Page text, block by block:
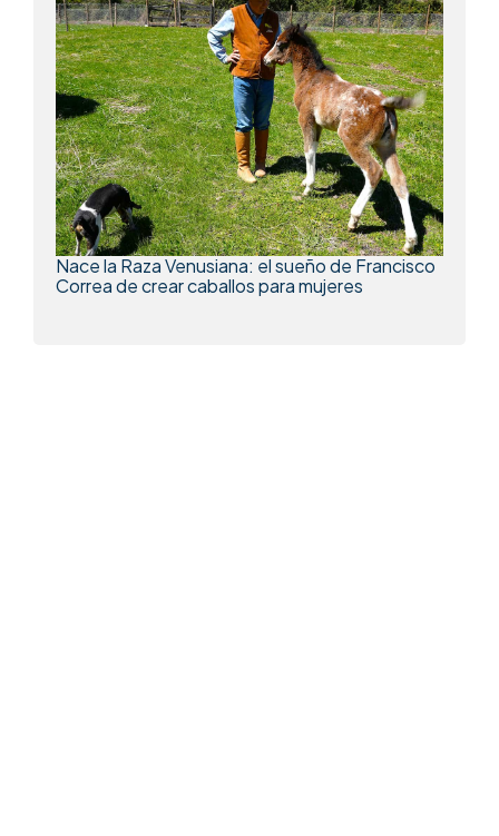
Nace la Raza Venusiana: el sueño de Francisco
Correa de crear caballos para mujeres